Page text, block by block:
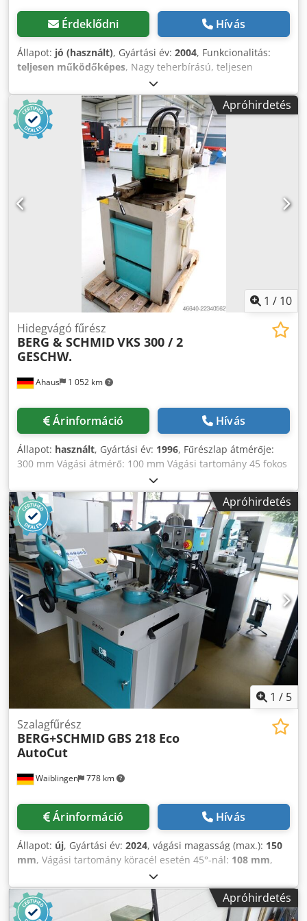
Érdeklődni Hívás
Állapot: jó (használt), Gyártási év: 2004, Funkcionalitás:
teljesen működőképes, Nagy teherbírású, teljesen
hidraulikus CNC-szalagfűrészgép, amely alkalmas a tömör
és profilált anyagok automatikus és gazdaságos vágására.
Főbb jellemzők: - Vágási tartomány: kb. 410 mm átmérőjű
kör vagy 410 x 410 mm lap - Modern, 2 tengelyes CNC
vezérlés - Szalagfutás-ellenőrzés automatikus előtolás-
szabályozással - Automatikus első vágás funkció, legalább
15 mm-es minimális maradványhossz Codozl Ulpepfx Ag
Isha - Fokozatmentes, frekvenciaváltós fűrészmeghajtás -
Nyomásbeállítás vékony falú csövekhez és profilokhoz -
Hidraulikus meghajtású forgácsszállító - Automatikus,
kétoldalas szalagfűrész-emelő szerkezet - Hidraulikus
szalagfűrész-feszítő - Anyagtovábbítás precíziós
gömbcsavaron és lineáris vezetőn keresztül Meghajtás
teljesítménye: 5,5 kW Munka magasság: 730 mm Festés:
palaszürke RAL 7036 és türkiz RAL 5018 Tartalmazza: 1 db
bi-metál szalagfűrészlap, méret: 6150 x 41 x 1,3 mm
Apróhirdetés
1 / 10
Ahaus 1 052 km
Hidegvágó fűrész
BERG & SCHMIDVKS 300 / 2
GESCHW.
Árinformáció Hívás
Állapot: használt, Gyártási év: 1996, Fűrészlap átmérője:
300 mm Vágási átmérő: 100 mm Vágási tartomány 45 fokos
szögben: lapos 105 x 80 mm Vágási tartomány 45 fokos
szögben: kör 100 mm Vágási tartomány 60 fokos szögben:
lapos 80 x 70 mm Vágási tartomány 60 fokos szögben: kör
90,0 mm Fűrészlap méretei: 300 x 2,5 x 40 mm Fűrészlap
furat átmérője: 40,0 mm Löket: 150 mm Vágási sebesség:
17 + 33 fordulat/perc Feszültség: 400 V Súly: 340 kg
Méretek (H x Sz x M): 1000 x 800 x 1600 mm Felszereltség: -
Gépház, beépített hűtőfolyadék-ellátó rendszerrel -
Függőleges fűrészfej-vezetés - 2 sebességfokozat -
Nagyméretű anyagmegvezető és támasztófelület
Chedpfxjzl E Two Ag Ioa - Kétoldalas szögbeállítás, balra
60° / jobbra 45° - Szorító, oldalsó, gyors beállítási
lehetőséggel és dupla szorítókarral - A hajtófej pontos
prizmatikus vezetése - Használati útmutató
Apróhirdetés
1 / 5
Waiblingen 778 km
Szalagfűrész
BERG+SCHMID GBS 218 Eco
AutoCut
Árinformáció Hívás
Állapot: új, Gyártási év: 2024, vágási magasság (max.): 150
mm, Vágási tartomány köracél esetén 45°-nál: 108 mm,
Vágási tartomány köracél 90°-nál:
GBS 218 Eco AutoCut dupla gérvágó szalagfűrész Sebesség:
25-80 m/perc - Gérce balra 60° - Acél, rozsdamentes acél
és alumínium profilok vágásához - Gyorsfeszítő csavarkulcs
Apróhirdetés